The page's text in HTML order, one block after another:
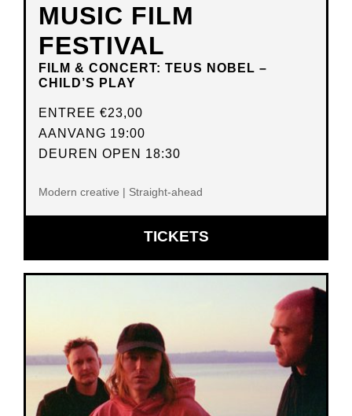
MUSIC FILM
FESTIVAL
FILM & CONCERT: TEUS NOBEL –
CHILD’S PLAY
ENTREE €23,00
AANVANG 19:00
DEUREN OPEN 18:30
Modern creative | Straight-ahead
TICKETSOPENT
IN
VENSTER